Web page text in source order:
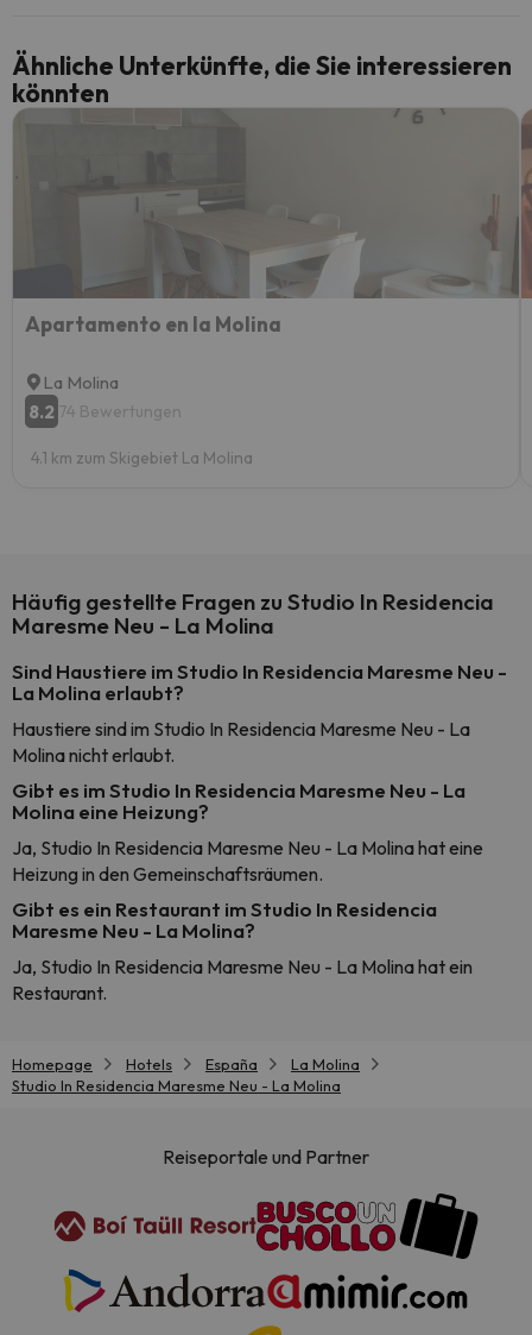
Ähnliche Unterkünfte, die Sie interessieren
könnten
Apartamento en la Molina
La Molina
8.2 74 Bewertungen
4.1 km zum Skigebiet La Molina
Häufig gestellte Fragen zu Studio In Residencia
Maresme Neu - La Molina
Sind Haustiere im Studio In Residencia Maresme Neu -
La Molina erlaubt?
Haustiere sind im Studio In Residencia Maresme Neu - La
Molina nicht erlaubt.
Gibt es im Studio In Residencia Maresme Neu - La
Molina eine Heizung?
Ja, Studio In Residencia Maresme Neu - La Molina hat eine
Heizung in den Gemeinschaftsräumen.
Gibt es ein Restaurant im Studio In Residencia
Maresme Neu - La Molina?
Ja, Studio In Residencia Maresme Neu - La Molina hat ein
Restaurant.
Homepage Hotels España
La Molina
Studio In Residencia Maresme Neu - La Molina
Reiseportale und Partner